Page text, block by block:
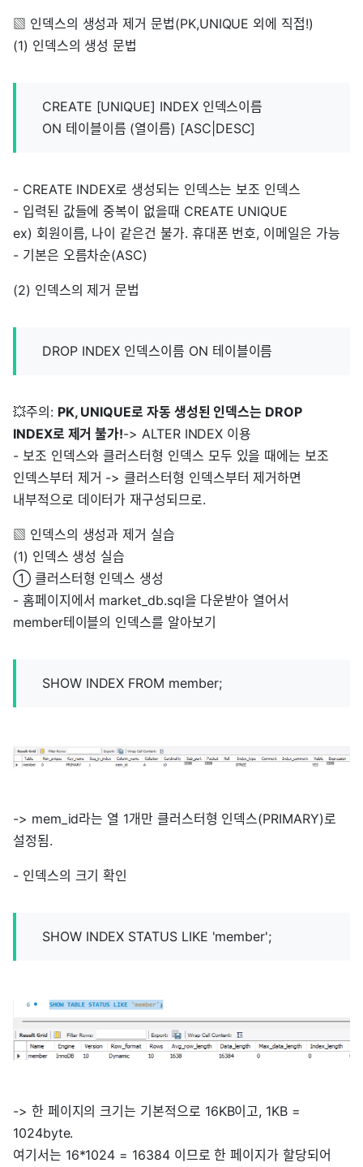
▧ 인덱스의 생성과 제거 문법(PK,UNIQUE 외에 직접!)
(1) 인덱스의 생성 문법
CREATE [UNIQUE] INDEX 인덱스이름
ON 테이블이름 (열이름) [ASC|DESC]
- CREATE INDEX로 생성되는 인덱스는 보조 인덱스
- 입력된 값들에 중복이 없을때 CREATE UNIQUE
ex) 회원이름, 나이 같은건 불가. 휴대폰 번호, 이메일은 가능
- 기본은 오름차순(ASC)
(2) 인덱스의 제거 문법
DROP INDEX 인덱스이름 ON 테이블이름
💥주의: PK, UNIQUE로 자동 생성된 인덱스는 DROP
INDEX로 제거 불가!-> ALTER INDEX 이용
- 보조 인덱스와 클러스터형 인덱스 모두 있을 때에는 보조
인덱스부터 제거 -> 클러스터형 인덱스부터 제거하면
내부적으로 데이터가 재구성되므로.
▧ 인덱스의 생성과 제거 실습
(1) 인덱스 생성 실습
① 클러스터형 인덱스 생성
- 홈페이지에서 market_db.sql을 다운받아 열어서
member테이블의 인덱스를 알아보기
SHOW INDEX FROM member;
-> mem_id라는 열 1개만 클러스터형 인덱스(PRIMARY)로
설정됨.
- 인덱스의 크기 확인
SHOW INDEX STATUS LIKE 'member';
-> 한 페이지의 크기는 기본적으로 16KB이고, 1KB =
1024byte.
여기서는 16*1024 = 16384 이므로 한 페이지가 할당되어